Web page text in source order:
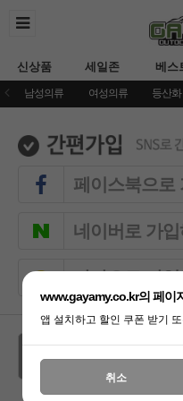
신상품 세일존 베스
남성의류 여성의류 등산화
페이스북으로
네이버로 가입
카카오로 가
간
SNS계정이 없으신
www.gayamy.co.kr의 페이
앱 설치하고 할인 쿠폰 받기 또
취소